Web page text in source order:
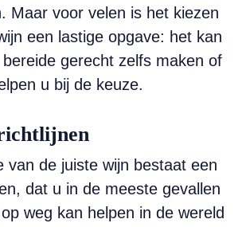
Maar voor velen is het kiezen
een lastige opgave: het kan
gerecht zelfs maken of
u bij de keuze.
van de juiste wijn bestaat een
dat u in de meeste gevallen
weg kan helpen in de wereld